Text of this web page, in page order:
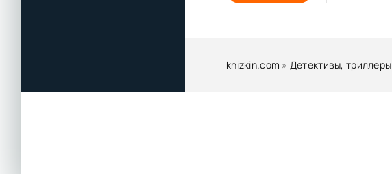
knizkin.com » Детективы, триллеры